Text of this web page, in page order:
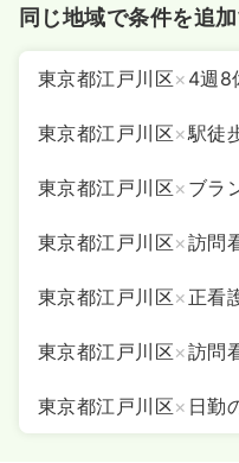
同じ地域で条件を追
東京都江戸川区× 4週8
東京都江戸川区×駅徒
東京都江戸川区× ブラ
東京都江戸川区×訪問
東京都江戸川区× 正看
東京都江戸川区×訪問
東京都江戸川区× 日勤